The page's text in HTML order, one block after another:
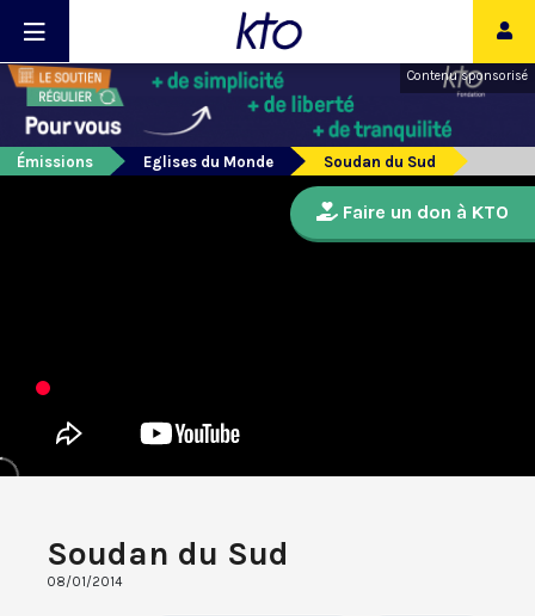
Contenu sponsorisé
Émissions Eglises du Monde Soudan du Sud
Soudan du Sud
08/01/2014
Faire un don à KTO